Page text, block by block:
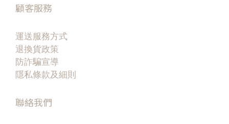
顧客服務
運送服務方式
退換貨政策
防詐騙宣導
隱私條款及細則
聯絡我們